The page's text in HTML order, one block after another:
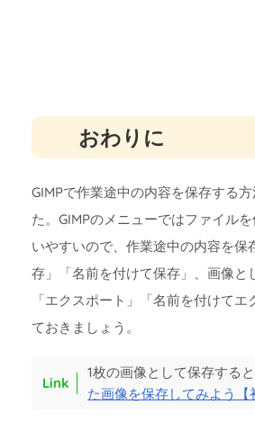
おわりに
GIMPで作業途中の内容を保存する
た。GIMPのメニューではファイル
いやすいので、作業途中の内容を保
存」「名前を付けて保存」、画像と
「エクスポート」「名前を付けてエ
ておきましょう。
1枚の画像として保存する
た画像を保存してみよう【